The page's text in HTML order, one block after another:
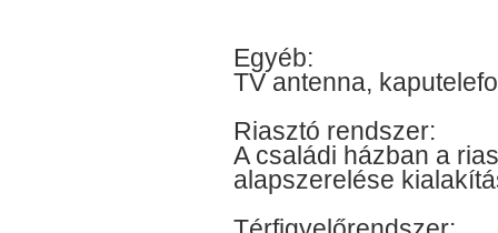
Egyéb:
TV antenna,
Riasztó rendszer:
A családi házban a
alapszerelése